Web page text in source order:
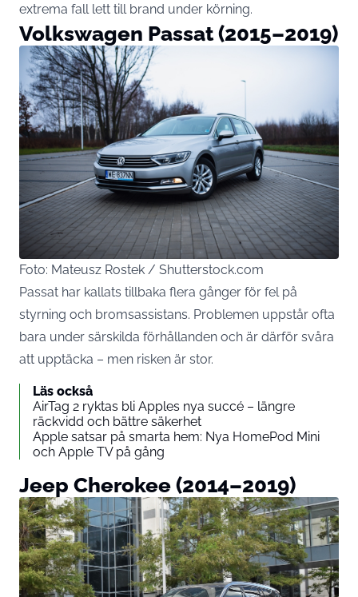
extrema fall lett till brand under körning.
Volkswagen Passat (2015–2019)
Foto: Mateusz Rostek / Shutterstock.com
Passat har kallats tillbaka flera gånger för fel på
styrning och bromsassistans. Problemen uppstår ofta
bara under särskilda förhållanden och är därför svåra
att upptäcka – men risken är stor.
Läs också
AirTag 2 ryktas bli Apples nya succé – längre
räckvidd och bättre säkerhet
Apple satsar på smarta hem: Nya HomePod Mini
och Apple TV på gång
Jeep Cherokee (2014–2019)